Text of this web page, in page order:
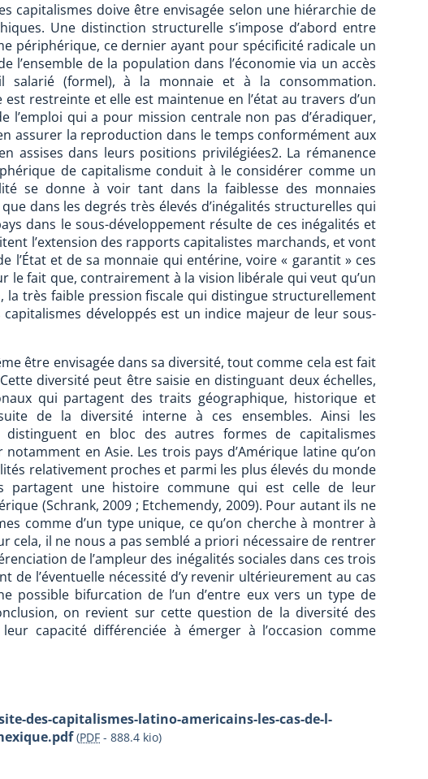
capitalismes doive être envisagée selon une hiérarchie de
Une distinction structurelle s’impose d’abord entre
périphérique, ce dernier ayant pour spécificité radicale un
l’ensemble de la population dans l’économie via un accès
salarié (formel), à la monnaie et à la consommation.
restreinte et elle est maintenue en l’état au travers d’un
l’emploi qui a pour mission centrale non pas d’éradiquer,
assurer la reproduction dans le temps conformément aux
assises dans leurs positions privilégiées2. La rémanence
de capitalisme conduit à le considérer comme un
se donne à voir tant dans la faiblesse des monnaies
dans les degrés très élevés d’inégalités structurelles qui
dans le sous-développement résulte de ces inégalités et
l’extension des rapports capitalistes marchands, et vont
l’État et de sa monnaie qui entérine, voire « garantit » ces
le fait que, contrairement à la vision libérale qui veut qu’un
la très faible pression fiscale qui distingue structurellement
développés est un indice majeur de leur sous-
être envisagée dans sa diversité, tout comme cela est fait
diversité peut être saisie en distinguant deux échelles,
qui partagent des traits géographique, historique et
de la diversité interne à ces ensembles. Ainsi les
distinguent en bloc des autres formes de capitalismes
en Asie. Les trois pays d’Amérique latine qu’on
relativement proches et parmi les plus élevés du monde
partagent une histoire commune qui est celle de leur
(Schrank, 2009 ; Etchemendy, 2009). Pour autant ils ne
comme d’un type unique, ce qu’on cherche à montrer à
cela, il ne nous a pas semblé a priori nécessaire de rentrer
de l’ampleur des inégalités sociales dans ces trois
de l’éventuelle nécessité d’y revenir ultérieurement au cas
possible bifurcation de l’un d’entre eux vers un type de
on revient sur cette question de la diversité des
capacité différenciée à émerger à l’occasion comme
des-capitalismes-latino-americains-les-cas-de-l-
(PDF - 888.4 kio)